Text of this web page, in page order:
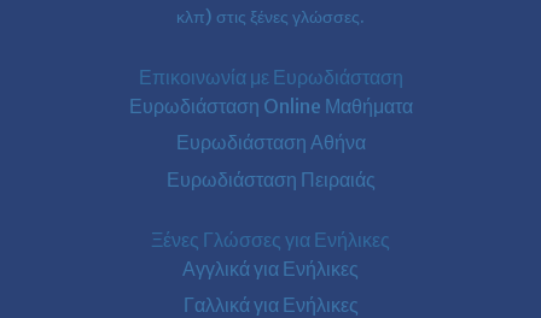
κλπ) στις ξένες γλώσσες.
Επικοινωνία με Ευρωδιάσταση
Ευρωδιάσταση Online Μαθήματα
Ευρωδιάσταση Αθήνα
Ευρωδιάσταση Πειραιάς
Ξένες Γλώσσες για Ενήλικες
Αγγλικά για Ενήλικες
Γαλλικά για Ενήλικες